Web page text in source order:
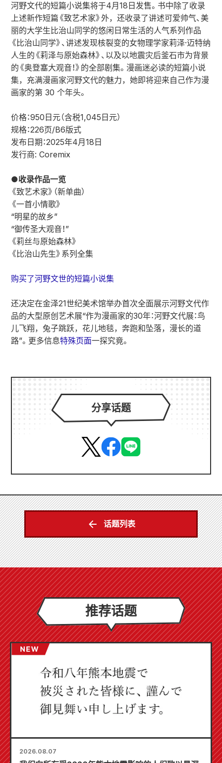
河野文代的短篇小说集将于4月18日发售。书中除了收录
上述新作短篇《致艺术家》外，还收录了讲述可爱帅气、美
丽的大学生比治山同学的悠闲日常生活的人气系列作品
《比治山同学》、讲述发现核裂变的女物理学家莉泽·迈特纳
人生的《莉泽与原始森林》、以及以地震灾后釜石市为背景
的《奥登塞大观音！》的全部剧集。漫画迷必读的短篇小说
集，充满漫画家河野文代的魅力，她即将迎来自己作为漫
画家的第 30 个年头。
价格：950日元（含税1,045日元）
规格：226页/B6版式
发布日期：2025年4月18日
发行商: Coremix
●收录作品一览
《致艺术家》（新单曲）
《一首小情歌》
“明星的故乡”
“御传圣大观音！”
《莉丝与原始森林》
《比治山先生》系列全集
购买了河野文世的短篇小说集
还决定在金泽21世纪美术馆举办首次全面展示河野文代作
品的大型原创艺术展“作为漫画家的30年：河野文代展：鸟
儿飞翔，兔子跳跃，花儿地毯，奔跑和坠落，漫长的道
路”。更多信息特殊页面一探究竟。
分享话题
话题列表
推荐话题
2026.08.07